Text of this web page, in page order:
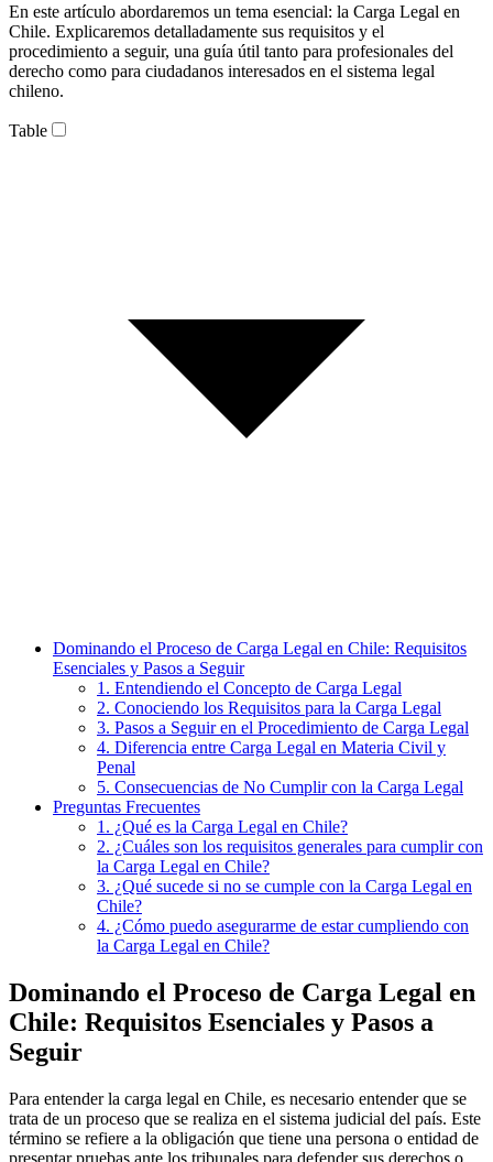
En este artículo abordaremos un tema esencial: la Carga Legal en
Chile. Explicaremos detalladamente sus requisitos y el
procedimiento a seguir, una guía útil tanto para profesionales del
derecho como para ciudadanos interesados en el sistema legal
chileno.
Table
Dominando el Proceso de Carga Legal en Chile: Requisitos
Esenciales y Pasos a Seguir
1. Entendiendo el Concepto de Carga Legal
2. Conociendo los Requisitos para la Carga Legal
3. Pasos a Seguir en el Procedimiento de Carga Legal
4. Diferencia entre Carga Legal en Materia Civil y
Penal
5. Consecuencias de No Cumplir con la Carga Legal
Preguntas Frecuentes
1. ¿Qué es la Carga Legal en Chile?
2. ¿Cuáles son los requisitos generales para cumplir con
la Carga Legal en Chile?
3. ¿Qué sucede si no se cumple con la Carga Legal en
Chile?
4. ¿Cómo puedo asegurarme de estar cumpliendo con
la Carga Legal en Chile?
Dominando el Proceso de Carga Legal en
Chile: Requisitos Esenciales y Pasos a
Seguir
Para entender la carga legal en Chile, es necesario entender que se
trata de un proceso que se realiza en el sistema judicial del país. Este
término se refiere a la obligación que tiene una persona o entidad de
presentar pruebas ante los tribunales para defender sus derechos o